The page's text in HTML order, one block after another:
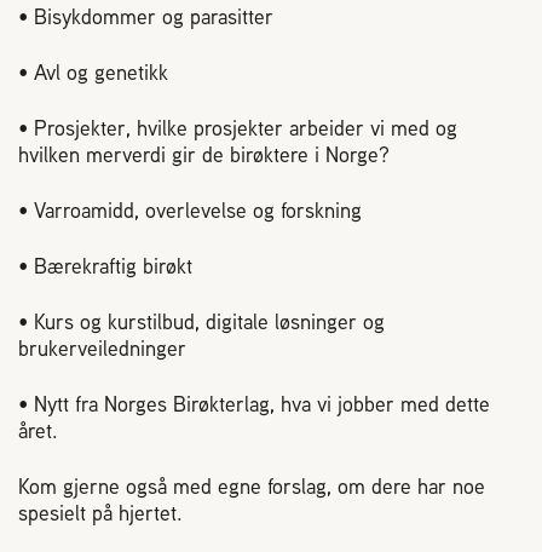
• Bisykdommer og parasitter
• Avl og genetikk
• Prosjekter, hvilke prosjekter arbeider vi med og
hvilken merverdi gir de birøktere i Norge?
• Varroamidd, overlevelse og forskning
• Bærekraftig birøkt
• Kurs og kurstilbud, digitale løsninger og
brukerveiledninger
• Nytt fra Norges Birøkterlag, hva vi jobber med dette
året.
Kom gjerne også med egne forslag, om dere har noe
spesielt på hjertet.